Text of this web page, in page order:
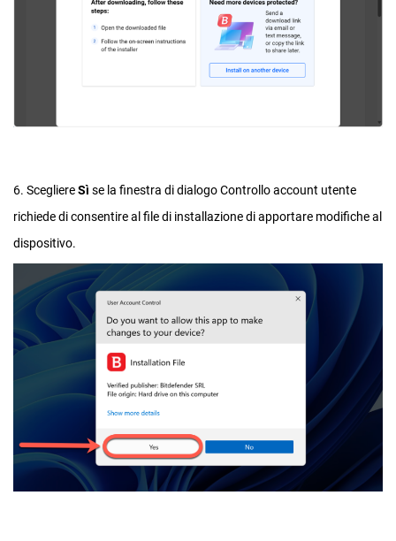
6. ScegliereSì se la finestra di dialogo Controllo account utente
richiede di consentire al file di installazione di apportare modifiche al
dispositivo.